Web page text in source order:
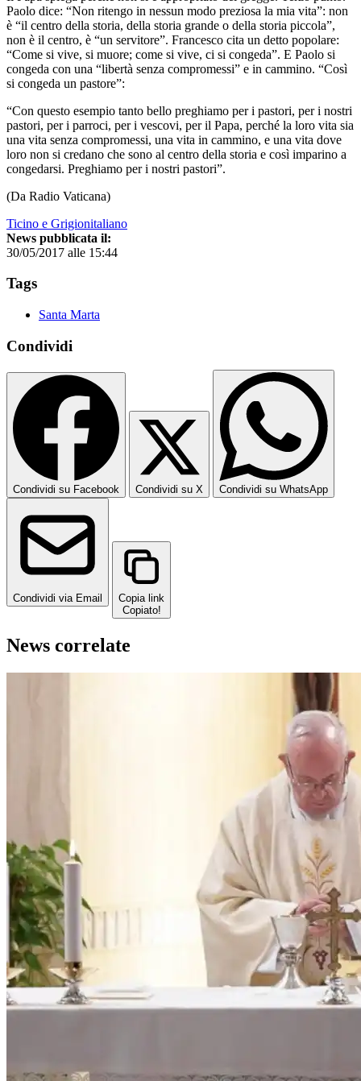
Paolo dice: “Non ritengo in nessun modo preziosa la mia vita”: non
è “il centro della storia, della storia grande o della storia piccola”,
non è il centro, è “un servitore”. Francesco cita un detto popolare:
“Come si vive, si muore; come si vive, ci si congeda”. E Paolo si
congeda con una “libertà senza compromessi” e in cammino. “Così
si congeda un pastore”:
“Con questo esempio tanto bello preghiamo per i pastori, per i nostri
pastori, per i parroci, per i vescovi, per il Papa, perché la loro vita sia
una vita senza compromessi, una vita in cammino, e una vita dove
loro non si credano che sono al centro della storia e così imparino a
congedarsi. Preghiamo per i nostri pastori”.
(Da Radio Vaticana)
Ticino e Grigionitaliano
News pubblicata il:
30/05/2017 alle 15:44
Tags
Santa Marta
Condividi
Condividi su Facebook Condividi su X Condividi su WhatsApp
Condividi via Email
Copia link
Copiato!
News correlate